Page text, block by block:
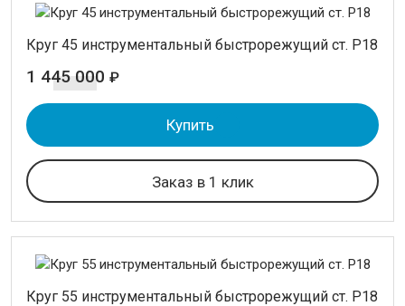
Круг 45 инструментальный быстрорежущий ст. Р18
1 445 000 ₽
Купить
Заказ в 1 клик
Круг 55 инструментальный быстрорежущий ст. Р18